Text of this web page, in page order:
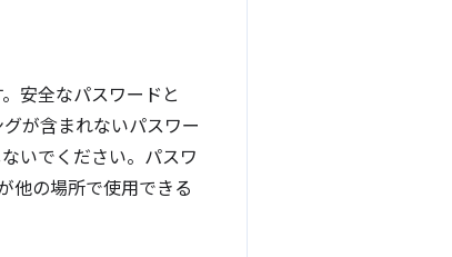
安全なパスワードと
が含まれないパスワー
いでください。パスワ
他の場所で使用できる